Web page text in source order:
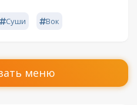
Суши Вок
меню